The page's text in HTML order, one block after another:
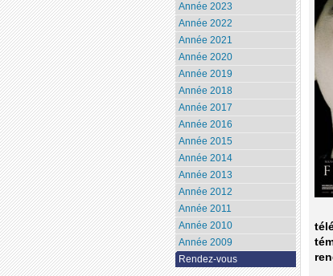
Année 2023
Année 2022
Année 2021
Année 2020
Année 2019
Année 2018
Année 2017
Année 2016
Année 2015
Année 2014
Année 2013
Année 2012
Année 2011
Année 2010
Année 2009
Rendez-vous